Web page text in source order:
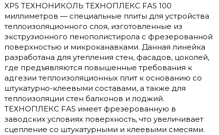
XPS ТЕХНОНИКОЛЬ ТЕХНОПЛЕКС FAS 100
миллиметров — специальные плиты для устройства
теплоизоляционного слоя, изготовленные из
экструзионного пенополистирола с фрезерованной
поверхностью и микроканавками. Данная линейка
разработана для утепления стен, фасадов, цоколей,
где предъявляются повышенные требования к
адгезии теплоизоляционных плит к основанию со
штукатурно-клеевыми составами, а также для
теплоизоляции стен балконов и лоджий.
ТЕХНОПЛЕКС FAS имеет фрезерованную в
заводских условиях поверхность, что увеличивает
сцепление со штукатурными и клеевыми смесями.